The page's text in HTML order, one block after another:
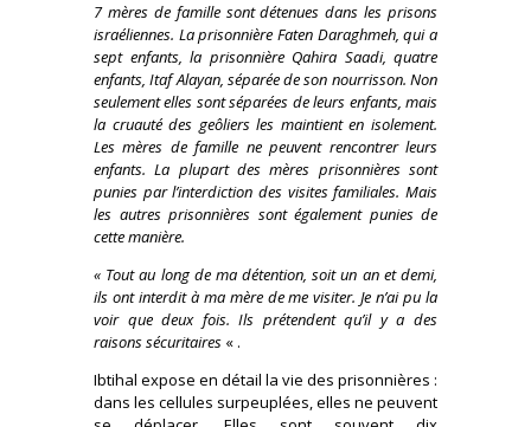
7 mères de famille sont détenues dans les prisons
israéliennes. La prisonnière Faten Daraghmeh, qui a
sept enfants, la prisonnière Qahira Saadi, quatre
enfants, Itaf Alayan, séparée de son nourrisson. Non
seulement elles sont séparées de leurs enfants, mais
la cruauté des geôliers les maintient en isolement.
Les mères de famille ne peuvent rencontrer leurs
enfants. La plupart des mères prisonnières sont
punies par l’interdiction des visites familiales. Mais
les autres prisonnières sont également punies de
cette manière.
« Tout au long de ma détention, soit un an et demi,
ils ont interdit à ma mère de me visiter. Je n’ai pu la
voir que deux fois. Ils prétendent qu’il y a des
raisons sécuritaires « .
Ibtihal expose en détail la vie des prisonnières :
dans les cellules surpeuplées, elles ne peuvent